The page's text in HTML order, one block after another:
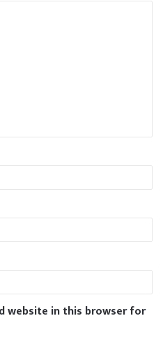
website in this browser for